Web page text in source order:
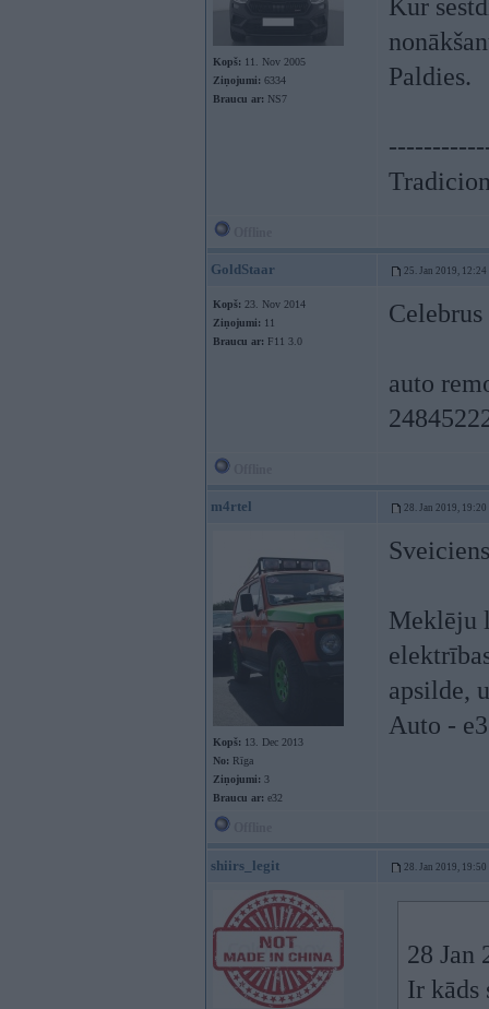
Kopš: 11. Nov 2005
Ziņojumi: 6334
Braucu ar: NS7
Kur
Paldies.
GoldStaar 25. Jan 2019, 12:24
Kopš: 23. Nov 2014
Ziņojumi: 11
Braucu ar: F11 3.0
auto
m4rtel 28. Jan 2019, 19:20
Kopš: 13. Dec 2013
No: Rīga
Ziņojumi: 3
Braucu ar: e32
Meklēju
apsilde,
Auto -
shiirs_legit 28. Jan 2019, 19:50
28 Jan
Ir kāds